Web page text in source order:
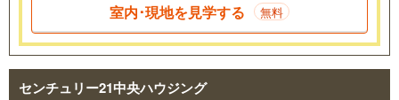
室内･現地を見学する 無料
センチュリー21中央ハウジング